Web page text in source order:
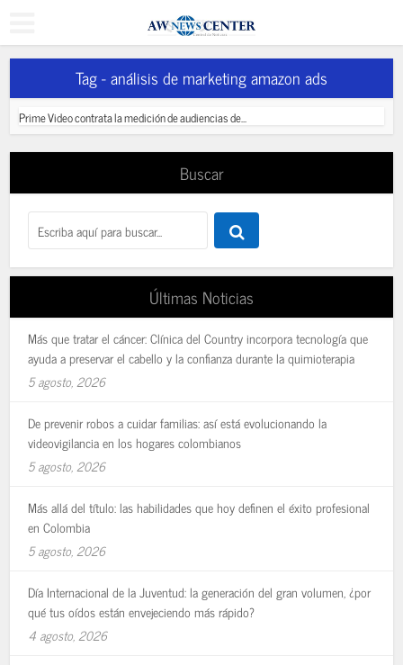
Tag - análisis de marketing amazon ads
Prime Video contrata la medición de audiencias de...
Buscar
Últimas Noticias
Más que tratar el cáncer: Clínica del Country incorpora tecnología que
ayuda a preservar el cabello y la confianza durante la quimioterapia
5 agosto, 2026
De prevenir robos a cuidar familias: así está evolucionando la
videovigilancia en los hogares colombianos
5 agosto, 2026
Más allá del título: las habilidades que hoy definen el éxito profesional
en Colombia
5 agosto, 2026
Día Internacional de la Juventud: la generación del gran volumen, ¿por
qué tus oídos están envejeciendo más rápido?
4 agosto, 2026